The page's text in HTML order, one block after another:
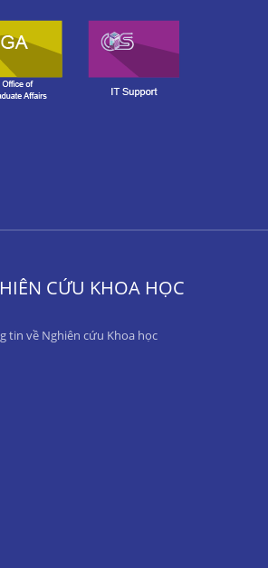
CỨU KHOA HỌC
tin về Nghiên cứu Khoa học